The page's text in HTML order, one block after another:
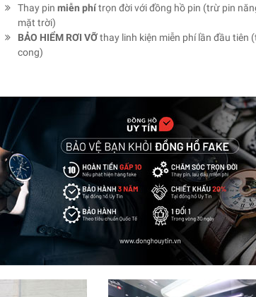
Thay pin miễn phítrọn đời với đồng hồ pin (trừ pin
mặt trời)
BẢO HIỂM RƠI VỠthay linh kiện miễn phí lần đầu tiên
cong)